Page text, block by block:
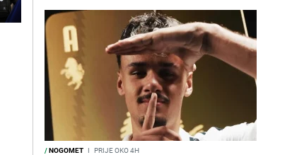
/NOGOMET I PRIJE OKO 4H